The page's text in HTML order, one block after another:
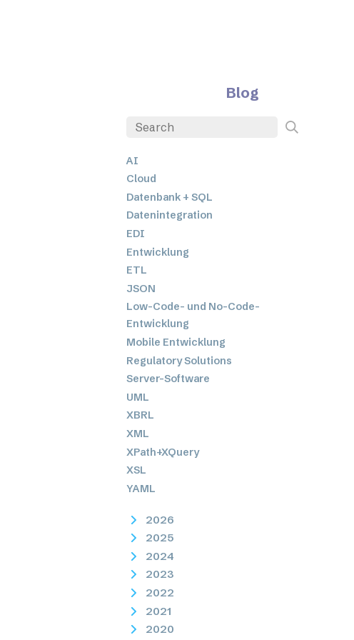
Blog
AI
Cloud
Datenbank + SQL
Datenintegration
EDI
Entwicklung
ETL
JSON
Low-Code- und No-Code-
Entwicklung
Mobile Entwicklung
Regulatory Solutions
Server-Software
UML
XBRL
XML
XPath+XQuery
XSL
YAML
2026
2025
2024
2023
2022
2021
2020